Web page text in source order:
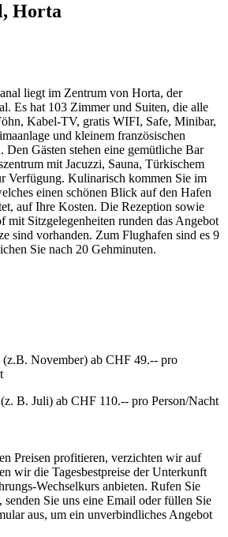
Horta
liegt im Zentrum von Horta, der
Es hat 103 Zimmer und Suiten, die alle
Kabel-TV, gratis WIFI, Safe, Minibar,
und kleinem französischen
Den Gästen stehen eine gemütliche Bar
mit Jacuzzi, Sauna, Türkischem
Verfügung. Kulinarisch kommen Sie im
einen schönen Blick auf den Hafen
auf Ihre Kosten. Die Rezeption sowie
mit Sitzgelegenheiten runden das Angebot
sind vorhanden. Zum Flughafen sind es 9
Sie nach 20 Gehminuten.
(z.B. November) ab CHF 49.-- pro
B. Juli) ab CHF 110.-- pro Person/Nacht
Preisen profitieren, verzichten wir auf
wir die Tagesbestpreise der Unterkunft
Wechselkurs anbieten. Rufen Sie
Sie uns eine Email oder füllen Sie
aus, um ein unverbindliches Angebot